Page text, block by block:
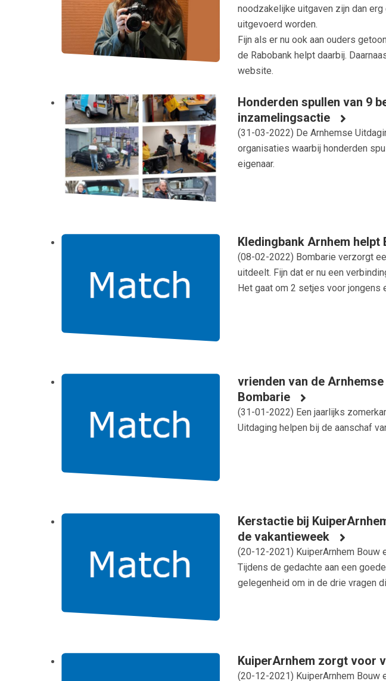
noodzakelijke uitgaven zijn dan
uitgevoerd worden.
Fijn als er nu ook aan ouders
de Rabobank helpt daarbij.
website.
Honderden spullen van 9
inzamelingsactie
(31-03-2022) De Arnhemse
organisaties waarbij honderden
eigenaar.
Kledingbank Arnhem
(08-02-2022) Bombarie verzorgt
uitdeelt. Fijn dat er nu een
Het gaat om 2 setjes voor jongens
vrienden van de
Bombarie
(31-01-2022) Een jaarlijks
Uitdaging helpen bij de aanschaf
Kerstactie bij
de vakantieweek
(20-12-2021) KuiperArnhem Bouw
Tijdens de gedachte aan een
gelegenheid om in de drie vragen
KuiperArnhem zorgt voor
(20-12-2021) KuiperArnhem Bouw